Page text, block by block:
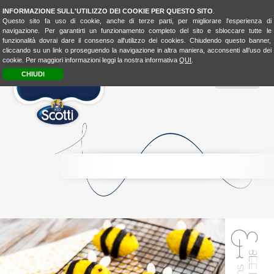
INFORMAZIONE SULL'UTILIZZO DEI COOKIE PER QUESTO SITO
Questo sito fa uso di cookie, anche di terze parti, per migliorare l'esperienza di
navigazione. Per garantirti un funzionamento completo del sito e sbloccare tutte le
funzionalità dovrai dare il consenso all'utilizzo dei cookies. Chiudendo questo banner,
cliccando su un link o proseguendo la navigazione in altra maniera, acconsenti all’uso dei
cookie. Per maggiori informazioni leggi la nostra informativaQUI
CHIUDI
4FASHION
RICE4KIDSBIO
EXPERIENCE
LACUCINA UNISCEIPOPOLI
ESHOP